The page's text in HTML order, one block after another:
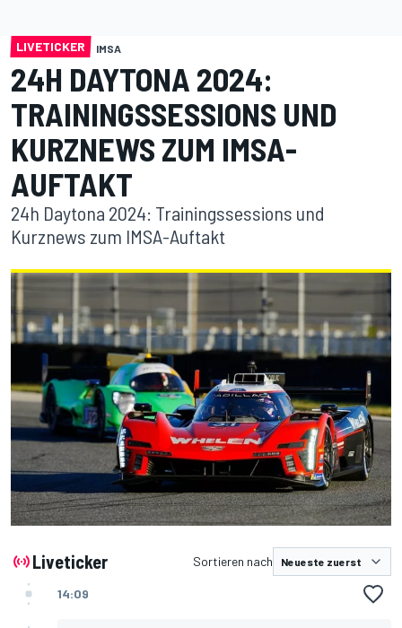
LIVETICKER IMSA
24H DAYTONA 2024:
TRAININGSSESSIONS UND
KURZNEWS ZUM IMSA-
AUFTAKT
24h Daytona 2024: Trainingssessions und
Kurznews zum IMSA-Auftakt
Liveticker Sortieren nach
14:09